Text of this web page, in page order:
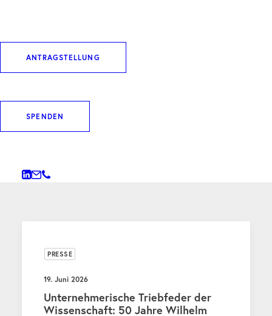
ANTRAGSTELLUNG
SPENDEN
PRESSE
19. Juni 2026
Unternehmerische Triebfeder der
Wissenschaft: 50 Jahre Wilhelm